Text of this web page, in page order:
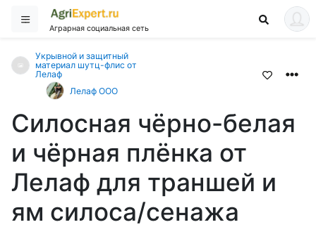
Аграрная социальная сеть
Укрывной и защитный
материал шутц-флис от
Лелаф
Лелаф ООО
Силосная чёрно-белая
и чёрная плёнка от
Лелаф для траншей и
ям силоса/сенажа